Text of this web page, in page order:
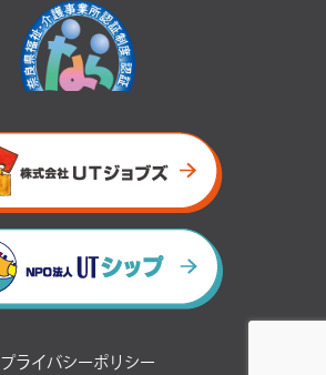
プライバシーポリシー